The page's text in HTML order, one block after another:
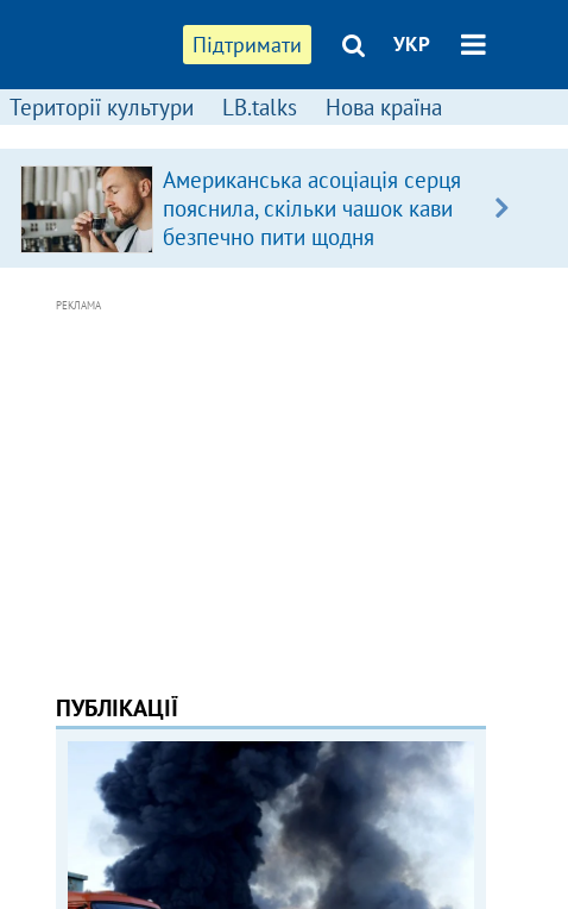
Підтримати УКР
Території культури LB.talks Нова країна
Американська асоціація серця
пояснила, скільки чашок кави
безпечно пити щодня
РЕКЛАМА
ПУБЛІКАЦІЇ